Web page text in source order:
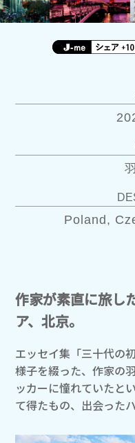
Poland,
作家が素直に旅し
ア、北京。
エッセイ集「三十代の
様子を綴った、作家の
ッカーに憧れていたと
て得たもの、出会った